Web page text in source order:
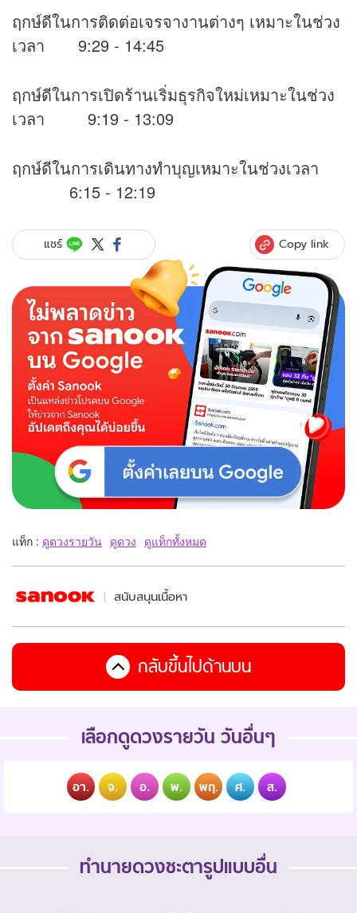
ฤกษ์ดีในการติดต่อเจรจางานต่างๆ เหมาะในช่วง
เวลา 9:29 - 14:45
ฤกษ์ดีในการเปิดร้านเริ่มธุรกิจใหม่เหมาะในช่วง
เวลา 9:19 - 13:09
ฤกษ์ดีในการเดินทางทำบุญเหมาะในช่วงเวลา
6:15 - 12:19
แชร์ Copy link
แท็ก : ดูดวงรายวัน ดูดวง ดูแท็กทั้งหมด
สนับสนุนเนื้อหา
กลับขึ้นไปด้านบน
เลือกดูดวงรายวัน วันอื่นๆ
อา. จ. อ. พ. พฤ. ศ. ส.
ทำนายดวงชะตารูปแบบอื่น